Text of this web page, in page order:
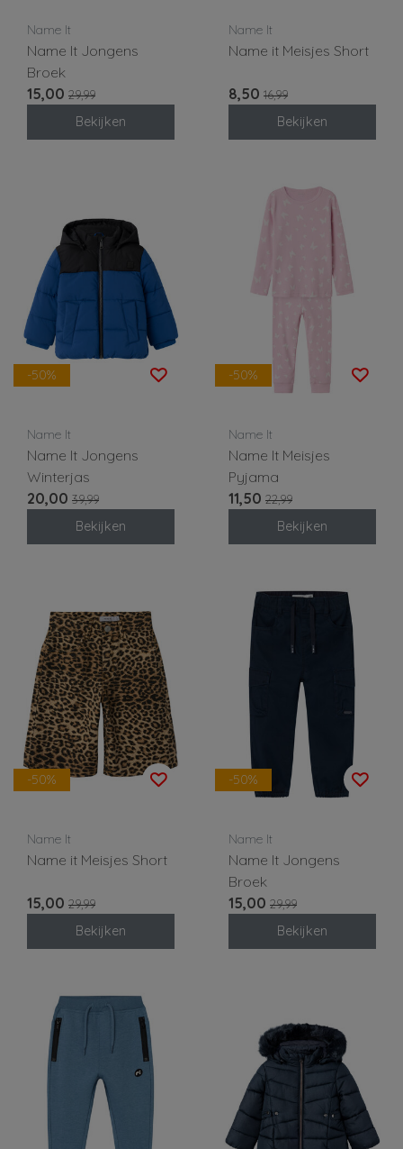
Name It
Name It Jongens
Broek
15,00 29,99
Bekijken
Name It
Name it Meisjes Short
8,50 16,99
Bekijken
-50%
Name It
Name It Jongens
Winterjas
20,00 39,99
Bekijken
-50%
Name It
Name It Meisjes
Pyjama
11,50 22,99
Bekijken
-50%
Name It
Name it Meisjes Short
15,00 29,99
Bekijken
-50%
Name It
Name It Jongens
Broek
15,00 29,99
Bekijken